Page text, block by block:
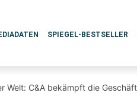
SPIEGEL-BESTSELLER
Welt: C&A bekämpft die